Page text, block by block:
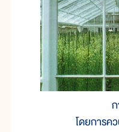
โดยการค